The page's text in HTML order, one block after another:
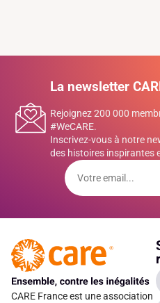
La newsletter
Rejoignez 200 000
#WeCARE.
Inscrivez-vous à notre
des histoires inspirantes
CARE France est une association